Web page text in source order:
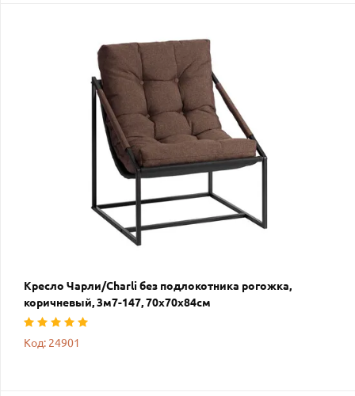
Кресло Чарли/Charli без подлокотника рогожка,
коричневый, 3м7-147, 70х70х84см
Код: 24901